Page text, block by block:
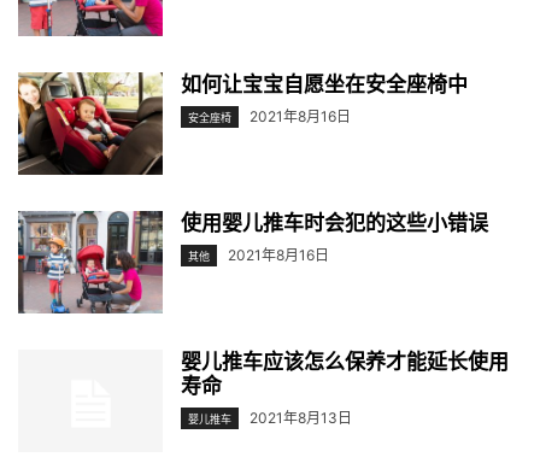
如何让宝宝自愿坐在安全座椅中
安全座椅 2021年8月16日
使用婴儿推车时会犯的这些小错误
其他 2021年8月16日
婴儿推车应该怎么保养才能延长使用
寿命
婴儿推车 2021年8月13日